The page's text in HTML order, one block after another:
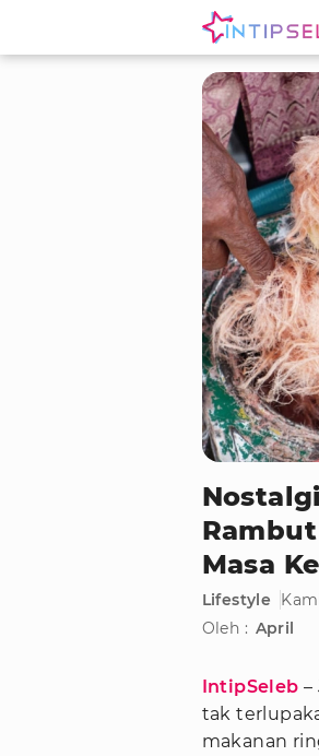
Masa
Lifestyle
Oleh : April
IntipSeleb –
tak
makanan